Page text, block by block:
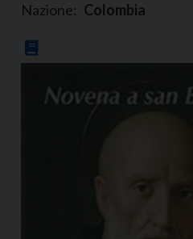
Nazione: Colombia